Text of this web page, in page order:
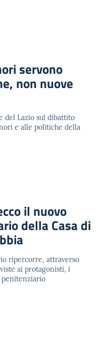
servono
non nuove
del Lazio sul dibattito
e alle politiche della
il nuovo
della Casa di
ripercorre, attraverso
ai protagonisti, i
penitenziario